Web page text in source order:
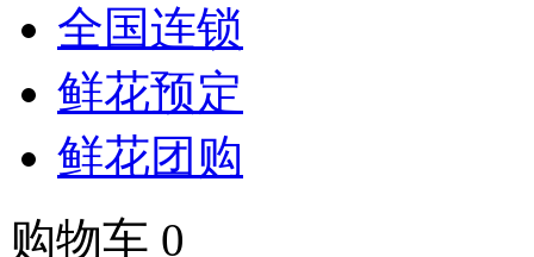
全国连锁
鲜花预定
鲜花团购
购物车 0